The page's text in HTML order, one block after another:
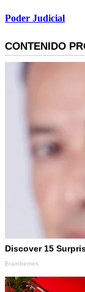
Poder Judicial